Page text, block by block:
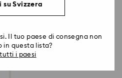
su Svizzera
Il tuo paese di consegna non
in questa lista?
i paesi